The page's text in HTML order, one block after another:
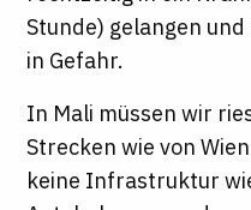
Stunde) gelangen
in Gefahr.
In Mali müssen wir
Strecken wie von
keine Infrastruktur